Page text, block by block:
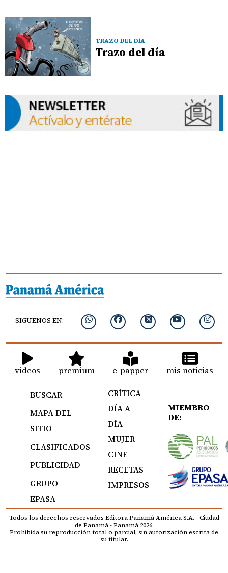
TRAZO DEL DÍA
Trazo del día
SIGUENOS EN:
videos premium e-papper mis noticias
BUSCAR
MAPA DEL
SITIO
CLASIFICADOS
PUBLICIDAD
GRUPO
EPASA
CRÍTICA
DÍA A
DÍA
MUJER
CINE
RECETAS
IMPRESOS
MIEMBRO
DE:
Todos los derechos reservados Editora Panamá América S.A. - Ciudad
de Panamá - Panamá 2026.
Prohibida su reproducción total o parcial, sin autorización escrita de
su titular.